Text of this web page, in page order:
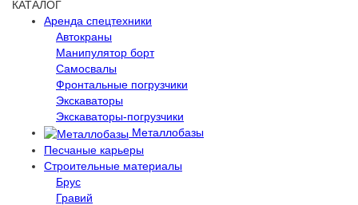
КАТАЛОГ
Аренда спецтехники
Автокраны
Манипулятор борт
Самосвалы
Фронтальные погрузчики
Экскаваторы
Экскаваторы-погрузчики
Металлобазы
Песчаные карьеры
Строительные материалы
Брус
Гравий